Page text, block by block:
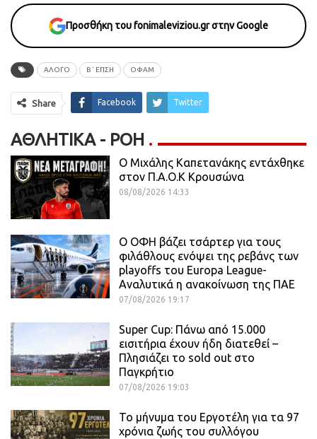
Προσθήκη του fonimaleviziou.gr στην Google
ΆΛΟΓΟ Β΄ ΕΠΣΗ ΟΦΑΜ
Share Facebook Twitter
ΑΘΛΗΤΙΚΆ - ΡΟΗ
O Mιχάλης Καπετανάκης εντάχθηκε
στον Π.Α.Ο.Κ Κρουσώνα
08/08/2026 14:33
Ο ΟΦΗ βάζει τσάρτερ για τους
φιλάθλους ενόψει της ρεβάνς των
playoffs του Europa League-
Αναλυτικά η ανακοίνωση της ΠΑΕ
07/08/2026 19:17
Super Cup: Πάνω από 15.000
εισιτήρια έχουν ήδη διατεθεί –
Πλησιάζει το sold out στο
Παγκρήτιο
07/08/2026 19:03
Το μήνυμα του Εργοτέλη για τα 97
χρόνια ζωής του συλλόγου